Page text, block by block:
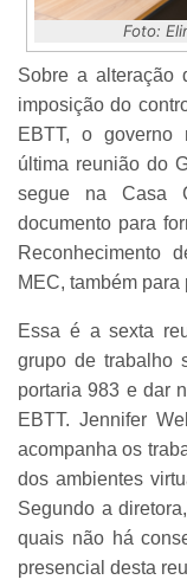
Foto:
Sobre a alteração
imposição do
EBTT, o governo
última reunião do
segue na Casa
documento para
Reconhecimento
MEC, também para
Essa é a sexta
grupo de trabalho
portaria 983 e dar
EBTT. Jennifer
acompanha os
dos ambientes
Segundo a
quais não há
presencial desta